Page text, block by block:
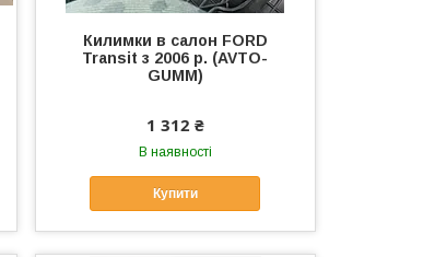
Килимки в салон FORD
Transit з 2006 р. (AVTO-
GUMM)
1 312 ₴
В наявності
Купити